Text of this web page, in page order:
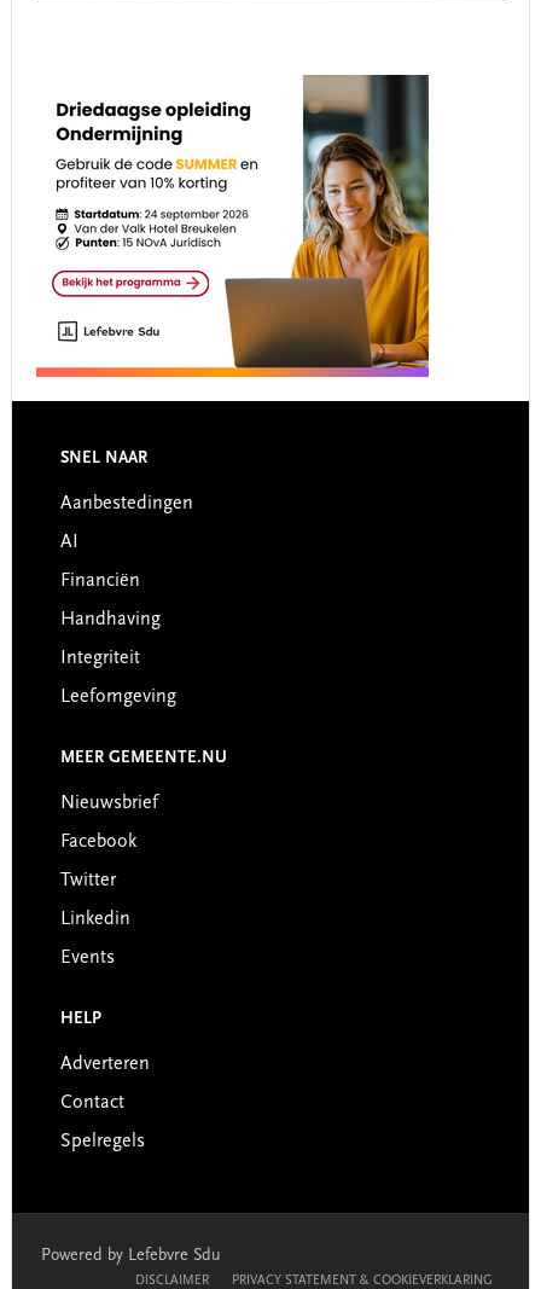
Footer
SNEL NAAR
Aanbestedingen
AI
Financiën
Handhaving
Integriteit
Leefomgeving
MEER GEMEENTE.NU
Nieuwsbrief
Facebook
Twitter
Linkedin
Events
HELP
Adverteren
Contact
Spelregels
Powered by Lefebvre Sdu
DISCLAIMER PRIVACY STATEMENT & COOKIEVERKLARING